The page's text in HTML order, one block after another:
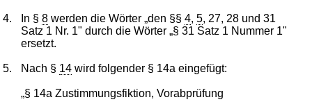
4. In §8 werden die Wörter „den §§4,5, 27, 28 und 31
Satz 1 Nr. 1" durch die Wörter „§ 31 Satz 1 Nummer 1"
ersetzt.
5. Nach § 14 wird folgender § 14a eingefügt:
„§ 14a Zustimmungsfiktion, Vorabprüfung